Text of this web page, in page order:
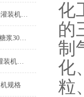
膏体300ml沐浴露小瓶自动灌装机功能参数
膏体单头卧式自动灌装机-糖浆300ml瓶装机设备
膏体单头芝麻酱酱体自动灌装机产品型号
规格
化
的
制
化
粒